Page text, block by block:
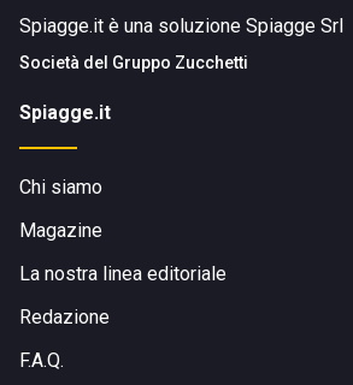
Spiagge.it è una soluzione Spiagge Srl
Società del Gruppo Zucchetti
Spiagge.it
Chi siamo
Magazine
La nostra linea editoriale
Redazione
F.A.Q.